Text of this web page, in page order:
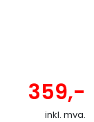
359,-
inkl. mva.